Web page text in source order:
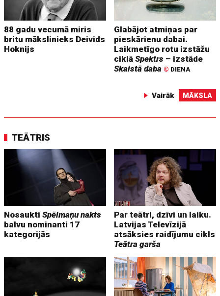
88 gadu vecumā miris
britu mākslinieks Deivids
Hoknijs
Glabājot atmiņas par
pieskārienu dabai.
Laikmetīgo rotu izstāžu
ciklāSpektrs – izstāde
Skaistā daba © DIENA
Vairāk MĀKSLA
TEĀTRIS
NosauktiSpēlmaņu nakts
balvu nominanti 17
kategorijās
Par teātri, dzīvi un laiku.
Latvijas Televīzijā
atsāksies raidījumu cikls
Teātra garša